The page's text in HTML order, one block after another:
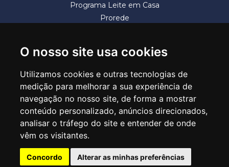
O nosso site usa cookies
Utilizamos cookies e outras tecnologias de
medição para melhorar a sua experiência de
navegação no nosso site, de forma a mostrar
conteúdo personalizado, anúncios direcionados,
analisar o tráfego do site e entender de onde
vêm os visitantes.
Concordo Alterar as minhas preferências
Programa Leite em Casa
Prorede
SECRETARIA DE EDUCAÇÃO
Rua Claudino Barbosa, 313 - Macedo - Guarulhos/SP CEP 07113-040
Central de Atendimento: *55 11 2475-7300